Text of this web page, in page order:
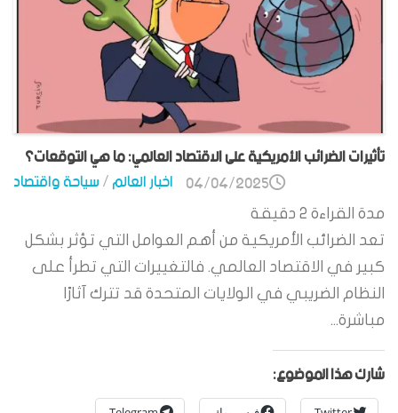
تأثيرات الضرائب الأمريكية على الاقتصاد العالمي: ما هي التوقعات؟
اخبار العالم/سياحة واقتصاد 04/04/2025
مدة القراءة 2 دقيقة
تعد الضرائب الأمريكية من أهم العوامل التي تؤثر بشكل
كبير في الاقتصاد العالمي. فالتغييرات التي تطرأ على
النظام الضريبي في الولايات المتحدة قد تترك آثارًا
مباشرة...
شارك هذا الموضوع: